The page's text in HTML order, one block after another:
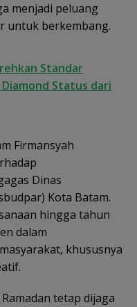
menjadi peluang
untuk berkembang.
Standar
Diamond Status dari
Firmansyah
Dinas
Kota Batam.
hingga tahun
dalam
khususnya
tetap dijaga